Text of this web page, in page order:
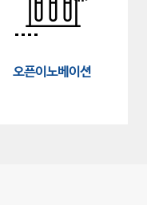
오픈이노베이션